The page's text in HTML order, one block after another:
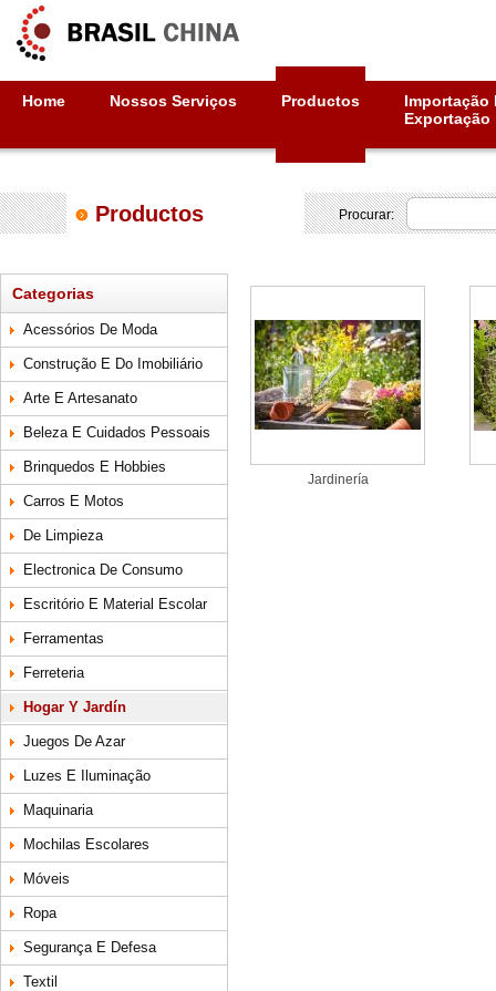
Home Nossos Serviços Productos
Importação
Exportação
Productos Procurar:
Categorias
Acessórios De Moda
Construção E Do Imobiliário
Arte E Artesanato
Beleza E Cuidados Pessoais
Brinquedos E Hobbies
Carros E Motos
De Limpieza
Electronica De Consumo
Escritório E Material Escolar
Ferramentas
Ferreteria
Hogar Y Jardín
Juegos De Azar
Luzes E Iluminação
Maquinaria
Mochilas Escolares
Móveis
Ropa
Segurança E Defesa
Textil
Jardinería